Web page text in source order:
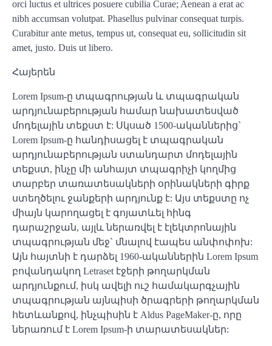
orci luctus et ultrices posuere cubilia Curae; Aenean a erat ac
nibh accumsan volutpat. Phasellus pulvinar consequat turpis.
Curabitur ante metus, tempus ut, consequat eu, sollicitudin sit
amet, justo. Duis ut libero.
Հայերեն
Lorem Ipsum-ը տպագրության և տպագրական
արդյունաբերության համար նախատեսված
մոդելային տեքստ է: Սկսած 1500-ականներից`
Lorem Ipsum-ը հանդիսացել է տպագրական
արդյունաբերության ստանդարտ մոդելային
տեքստ, ինչը մի անհայտ տպագրիչի կողմից
տարբեր տառատեսակների օրինակների գիրք
ստեղծելու ջանքերի արդյունք է: Այս տեքստը ոչ
միայն կարողացել է գոյատևել հինգ
դարաշրջան, այլև ներառվել է էլեկտրոնային
տպագրության մեջ` մնալով էապես անփոփոխ:
Այն հայտնի է դարձել 1960-ականներին Lorem Ipsum
բովանդակող Letraset էջերի թողարկման
արդյունքում, իսկ ավելի ուշ համակարգչային
տպագրության այնպիսի ծրագրերի թողարկման
հետևանքով, ինչպիսին է Aldus PageMaker-ը, որը
ներառում է Lorem Ipsum-ի տարատեսակներ: